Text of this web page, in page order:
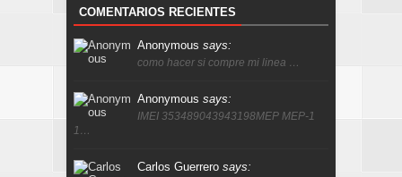
COMENTARIOS RECIENTES
Anonymous says:
como hacer si compre mi linea …
Anonymous says:
IMEI 353489043943198MEP MEP-1
1…
Carlos Guerrero says: